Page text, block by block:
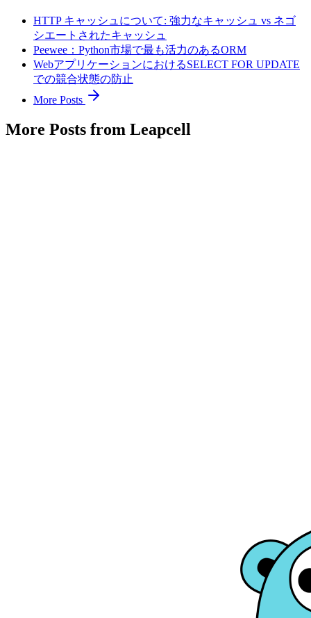
HTTP キャッシュについて: 強力なキャッシュ vs ネゴ
シエートされたキャッシュ
Peewee：Python市場で最も活力のあるORM
WebアプリケーションにおけるSELECT FOR UPDATE
での競合状態の防止
More Posts
More Posts from Leapcell